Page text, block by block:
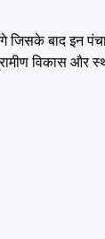
जिसके बाद इन
विकास